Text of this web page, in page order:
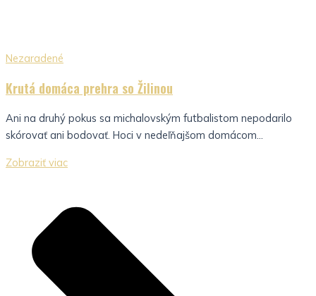
Nezaradené
Krutá domáca prehra so Žilinou
Ani na druhý pokus sa michalovským futbalistom nepodarilo
skórovať ani bodovať. Hoci v nedeľňajšom domácom...
Zobraziť viac